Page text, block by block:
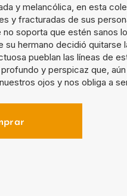
y melancólica, en esta
y fracturadas de sus
soporta que estén sanos
su hermano decidió
pueblan las líneas de
y perspicaz que,
ojos y nos obliga a